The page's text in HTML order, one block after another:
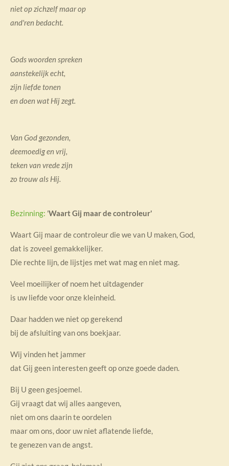
niet op zichzelf maar op
and'ren bedacht.
Gods woorden spreken
aanstekelijk echt,
zijn liefde tonen
en doen wat Hij zegt.
Van God gezonden,
deemoedig en vrij,
teken van vrede zijn
zo trouw als Hij.
Bezinning: 'Waart Gij maar de controleur'
Waart Gij maar de controleur die we van U maken, God,
dat is zoveel gemakkelijker.
Die rechte lijn, de lijstjes met wat mag en niet mag.
Veel moeilijker of noem het uitdagender
is uw liefde voor onze kleinheid.
Daar hadden we niet op gerekend
bij de afsluiting van ons boekjaar.
Wij vinden het jammer
dat Gij geen interesten geeft op onze goede daden.
Bij U geen gesjoemel.
Gij vraagt dat wij alles aangeven,
niet om ons daarin te oordelen
maar om ons, door uw niet aflatende liefde,
te genezen van de angst.